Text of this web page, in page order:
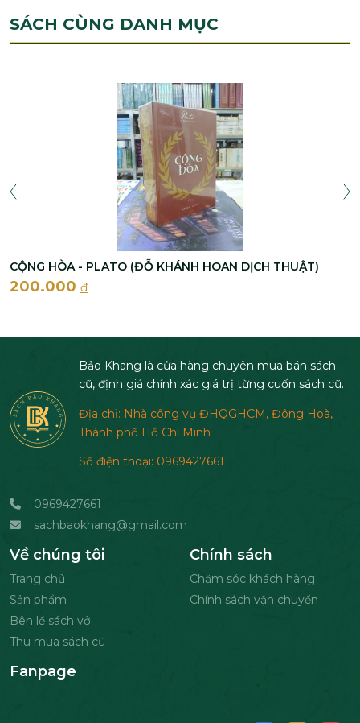
SÁCH CÙNG DANH MỤC
CỘNG HÒA - PLATO (ĐỖ KHÁNH HOAN DỊCH THUẬT)
200.000 đ
Bảo Khang là cửa hàng chuyên mua bán sách
cũ, định giá chính xác giá trị từng cuốn sách cũ.
Địa chỉ: Nhà công vụ ĐHQGHCM, Đông Hoà,
Thành phố Hồ Chí Minh
Số điện thoại: 0969427661
0969427661
sachbaokhang@gmail.com
Về chúng tôi
Trang chủ
Sản phẩm
Bên lề sách vở
Thu mua sách cũ
Chính sách
Chăm sóc khách hàng
Chính sách vận chuyển
Fanpage